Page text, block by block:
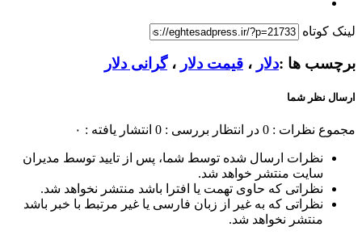
لینک کوتاه
برچسب ها :دلار ، قیمت دلار ،گرانی دلار
ارسال نظر شما
مجموع نظرات : 0 در انتظار بررسی : 0 انتشار یافته : ۰
نظرات ارسال شده توسط شما، پس از تایید توسط مدیران
سایت منتشر خواهد شد.
نظراتی که حاوی تهمت یا افترا باشد منتشر نخواهد شد.
نظراتی که به غیر از زبان فارسی یا غیر مرتبط با خبر باشد
منتشر نخواهد شد.